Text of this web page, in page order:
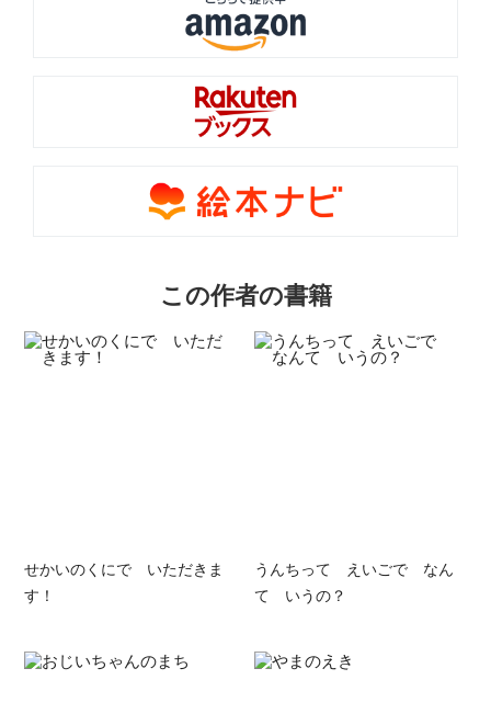
この作者の書籍
せかいのくにで いただきま
す！
うんちって えいごで なん
て いうの？